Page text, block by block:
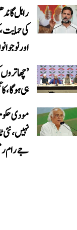
راہل
کی
اور
ہی ہوگا،
مودی
نہیں،
جے رام